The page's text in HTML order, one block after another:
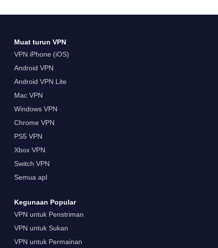
Muat turun VPN
VPN iPhone (iOS)
Android VPN
Android VPN Lite
Mac VPN
Windows VPN
Chrome VPN
PS5 VPN
Xbox VPN
Switch VPN
Semua apl
Kegunaan Popular
VPN untuk Penstriman
VPN untuk Sukan
VPN untuk Permainan